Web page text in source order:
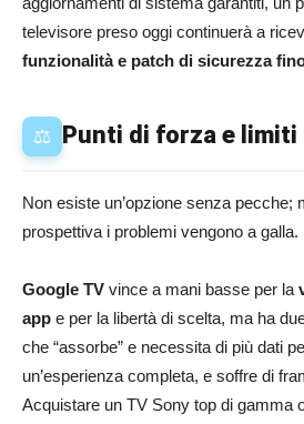
televisore preso oggi continuerà a
funzionalità e patch di sicurezza
⚖️ Punti di forza e limiti
Non esiste un’opzione senza pecche;
prospettiva i problemi vengono a galla.
Google TV vince a mani basse per la
app e per la libertà di scelta, ma ha
che “assorbe” e necessita di più dati
un’esperienza completa, e soffre di
Acquistare un TV Sony top di gamma